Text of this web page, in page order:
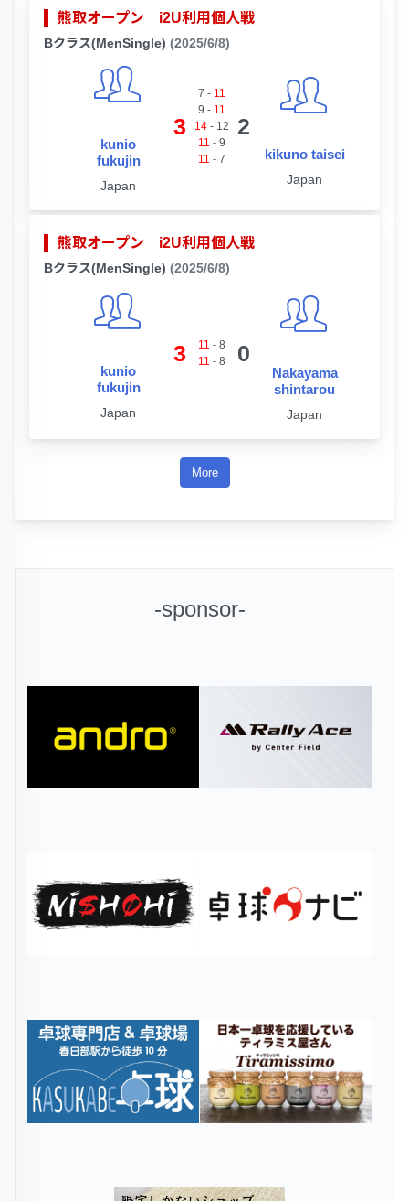
熊取オープン i2U利用個人戦
Bクラス(MenSingle) (2025/6/8)
kunio
fukujin
Japan
3
7 - 11
9 - 11
14- 12
11 - 9
11 - 7
2
kikuno taisei
Japan
熊取オープン i2U利用個人戦
Bクラス(MenSingle) (2025/6/8)
kunio
fukujin
Japan
3 11 - 8
11 - 8 0
Nakayama
shintarou
Japan
More
-sponsor-